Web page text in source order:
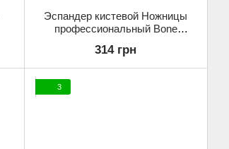
Эспандер кистевой Ножницы
профессиональный Bone
нагрузка 45кг
314 грн
3